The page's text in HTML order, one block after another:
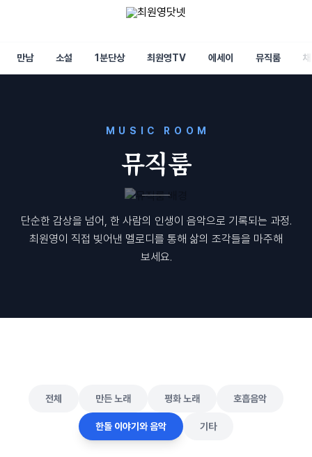
만남 소설 1분단상 최원영TV 에세이 뮤직룸
MUSIC ROOM
뮤직룸
단순한 감상을 넘어, 한 사람의 인생이 음악으로 기록되는 과정.
최원영이 직접 빚어낸 멜로디를 통해 삶의 조각들을 마주해
보세요.
전체 만든 노래 평화 노래 호흡음악
한돌 이야기와 음악 기타